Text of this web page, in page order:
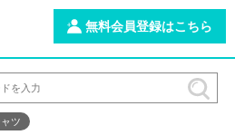
無料会員登録はこちら
ツ